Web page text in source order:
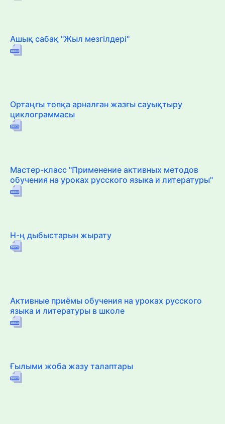
Ашық сабақ "Жыл мезгілдері"
Ортаңғы топқа арналған жазғы сауықтыру
циклограммасы
Мастер-класс "Применение активных методов
обучения на уроках русского языка и литературы"
Н-ң дыбыстарын жырату
Активные приёмы обучения на уроках русского
языка и литературы в школе
Ғылыми жоба жазу талаптары